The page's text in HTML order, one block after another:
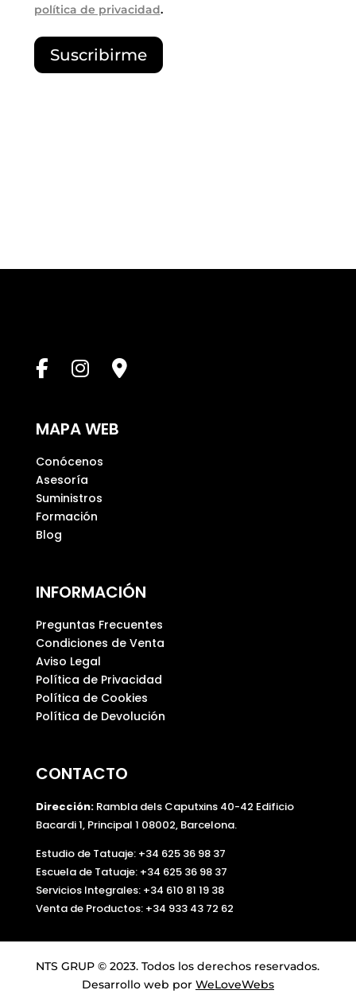
política de privacidad.
P
o
c
a
o
a
c
í
o
.
Suscribirme
MAPA WEB
Conócenos
Asesoría
Suministros
Formación
Blog
INFORMACIÓN
Preguntas Frecuentes
Condiciones de Venta
Aviso Legal
Política de Privacidad
Política de Cookies
Política de Devolución
CONTACTO
Dirección:Rambla dels Caputxins 40-42 Edificio
Bacardi 1, Principal 1 08002, Barcelona.
Estudio de Tatuaje: +34 625 36 98 37
Escuela de Tatuaje: +34 625 36 98 37
Servicios Integrales: +34 610 81 19 38
Venta de Productos: +34 933 43 72 62
NTS GRUP © 2023. Todos los derechos reservados.
Desarrollo web por WeLoveWebs